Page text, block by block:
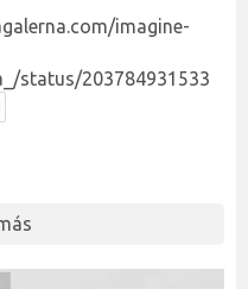
imagine-
status/203784931533